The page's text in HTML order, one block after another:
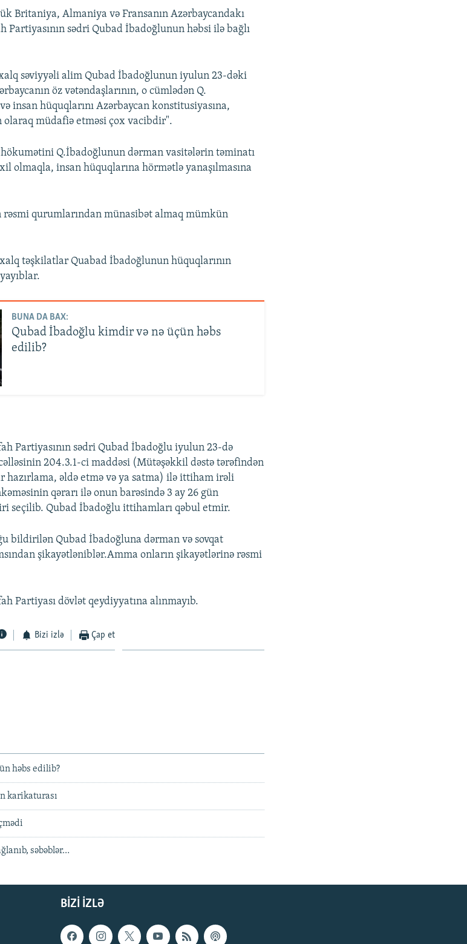
Britaniya, Almaniya və Fransanın Azərbaycandakı
sədri Qubad İbadoğlunun həbsi ilə bağlı
səviyyəli alim Qubad İbadoğlunun iyulun 23-dəki
öz vətəndaşlarının, o cümlədən Q.
insan hüquqlarını Azərbaycan konstitusiyasına,
müdafiə etməsi çox vacibdir".
Q.İbadoğlunun dərman vasitələrin təminatı
olmaqla, insan hüquqlarına hörmətlə yanaşılmasına
rəsmi qurumlarından münasibət almaq mümkün
təşkilatlar Quabad İbadoğlunun hüquqlarının
BUNA DA BAX:
Qubad İbadoğlu kimdir və nə üçün həbs
edilib?
Partiyasının sədri Qubad İbadoğlu iyulun 23-də
204.3.1-ci maddəsi (Mütəşəkkil dəstə tərəfindən
hazırlama, əldə etmə və ya satma) ilə ittiham irəli
qərarı ilə onun barəsində 3 ay 26 gün
seçilib. Qubad İbadoğlu ittihamları qəbul etmir.
bildirilən Qubad İbadoğluna dərman və sovqat
şikayətləniblər.Amma onların şikayətlərinə rəsmi
Partiyası dövlət qeydiyyatına alınmayıb.
Bizi izlə Çap et
həbs edilib?
karikaturası
səbəblər…
BIZI IZLƏ